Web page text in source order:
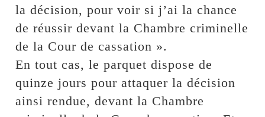
la décision, pour voir si j’ai la chance
de réussir devant la Chambre criminelle
de la Cour de cassation ».
En tout cas, le parquet dispose de
quinze jours pour attaquer la décision
ainsi rendue, devant la Chambre